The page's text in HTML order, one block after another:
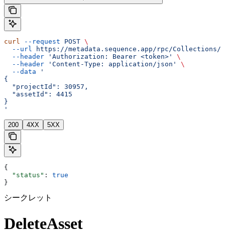
curl --request POST \
  --url
https://metadata.sequence.app/rpc/Collections/
  --header
'Authorization: Bearer <token>'
\
  --header
'Content-Type: application/json'
\
  --data
'
{
  "projectId": 30957,
  "assetId": 4415
}
'
200 4XX 5XX
{
  "status"
: true
}
シークレット
DeleteAsset